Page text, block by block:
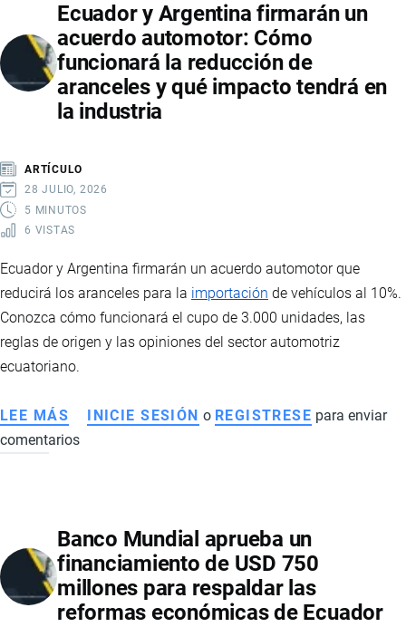
FORTALECE
LA
RELACIÓN
COMERCIAL
ENTRE
ESTADOS
UNIDOS
Ecuador y Argentina firmarán un
acuerdo automotor: Cómo
funcionará la reducción de
aranceles y qué impacto tendrá en
la industria
ARTÍCULO
28 JULIO, 2026
5 MINUTOS
6 VISTAS
Ecuador y Argentina firmarán un acuerdo automotor que
reducirá los aranceles para la importación de vehículos al 10%.
Conozca cómo funcionará el cupo de 3.000 unidades, las
reglas de origen y las opiniones del sector automotriz
ecuatoriano.
LEE MÁS SOBRE
ECUADOR
UN
ACUERDO
AUTOMOTOR:
CÓMO
INICIE SESIÓN o REGISTRESE para enviar
comentarios
Banco Mundial aprueba un
financiamiento de USD 750
millones para respaldar las
reformas económicas de Ecuador